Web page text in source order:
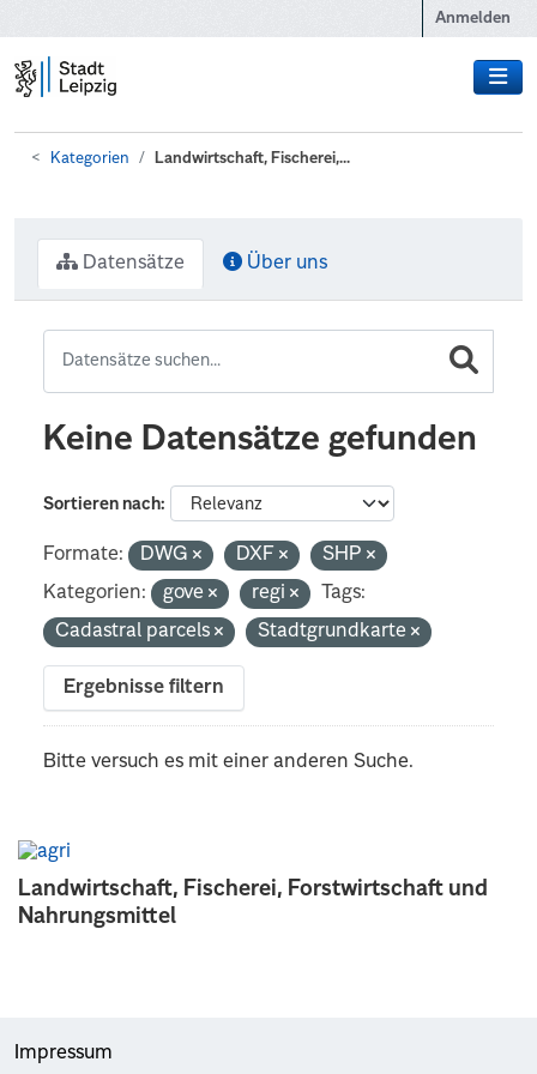
Anmelden
Kategorien Landwirtschaft, Fischerei,...
Landwirtschaft, Fischerei, Forstwirtschaft und
Nahrungsmittel
Datensätze Über uns
Keine Datensätze gefunden
Sortieren nach
Formate: DWG DXF
SHP
Kategorien:
gove regi
Tags:
Cadastral parcels
Stadtgrundkarte
Ergebnisse filtern
Bitte versuch es mit einer anderen Suche.
Impressum